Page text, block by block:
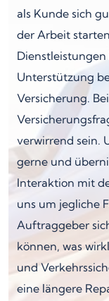
als Kunde sich
der Arbeit
Unterstützung
Versicherung.
verwirrend sein.
gerne und
Interaktion mit
uns um jegliche
Auftraggeber
können, was
und
eine längere